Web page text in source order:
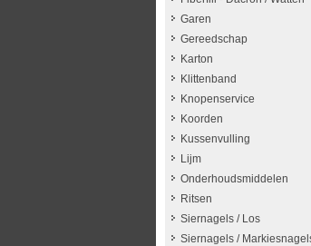
Garen
Gereedschap
Karton
Klittenband
Knopenservice
Koorden
Kussenvulling
Lijm
Onderhoudsmiddelen
Ritsen
Siernagels / Los
Siernagels /